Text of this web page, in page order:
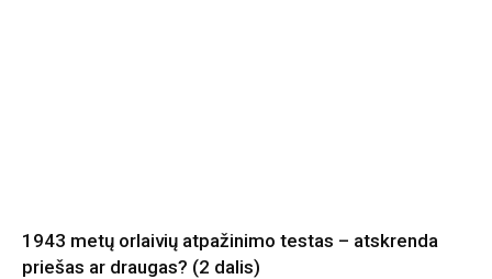
1943 metų orlaivių atpažinimo testas – atskrenda
priešas ar draugas? (2 dalis)